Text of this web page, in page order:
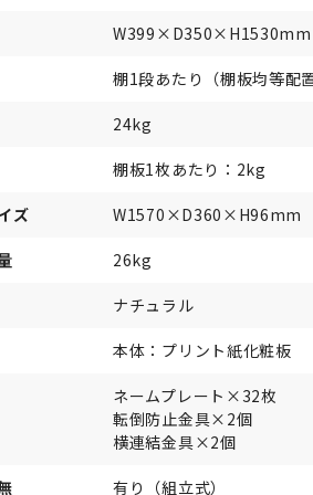
W399×D350×H1530mm
棚1段あたり（棚板均等
24kg
棚板1枚あたり：2kg
ズ W1570×D360×H96mm
26kg
ナチュラル
本体：プリント紙化粧板
ネームプレート×32枚
転倒防止金具×2個
横連結金具×2個
有り（組立式）